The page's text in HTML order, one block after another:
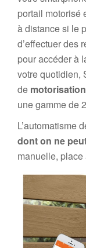
portail motorisé
à distance si le
d’effectuer des
pour accéder à
votre quotidien,
de
une gamme de
L’automatisme
dont on ne
manuelle, place